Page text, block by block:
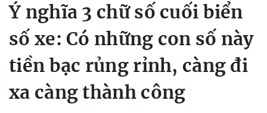
Ý nghĩa 3 chữ số cuối biển
số xe: Có những con số này
tiền bạc rủng rỉnh, càng đi
xa càng thành công